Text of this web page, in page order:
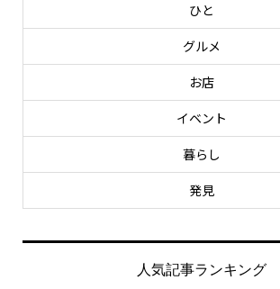
ひと
グルメ
お店
イベント
暮らし
発見
人気記事ランキング